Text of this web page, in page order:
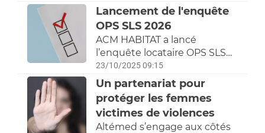
votre logement. C'est une
condition nécessaire pour
réaliser des économies,
renforcer votre sécurité et
améliorer votre qualité de vie.
Lancement de l'enquête
OPS SLS 2026
ACM HABITAT a lancé
l’enquête locataire OPS SLS
2026 le 06 octobre.
23/10/2025 09:15
Un partenariat pour
protéger les femmes
victimes de violences
Altémed s’engage aux côtés